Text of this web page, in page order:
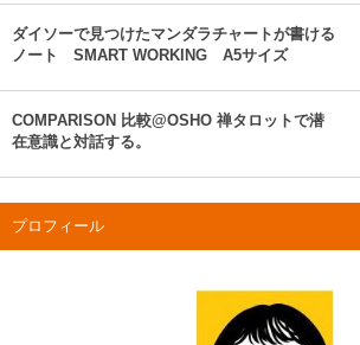
ダイソーで見つけたマンダラチャートが書ける
ノート SMART WORKING A5サイズ
COMPARISON 比較@OSHO 禅タロットで潜
在意識と対話する。
プロフィール